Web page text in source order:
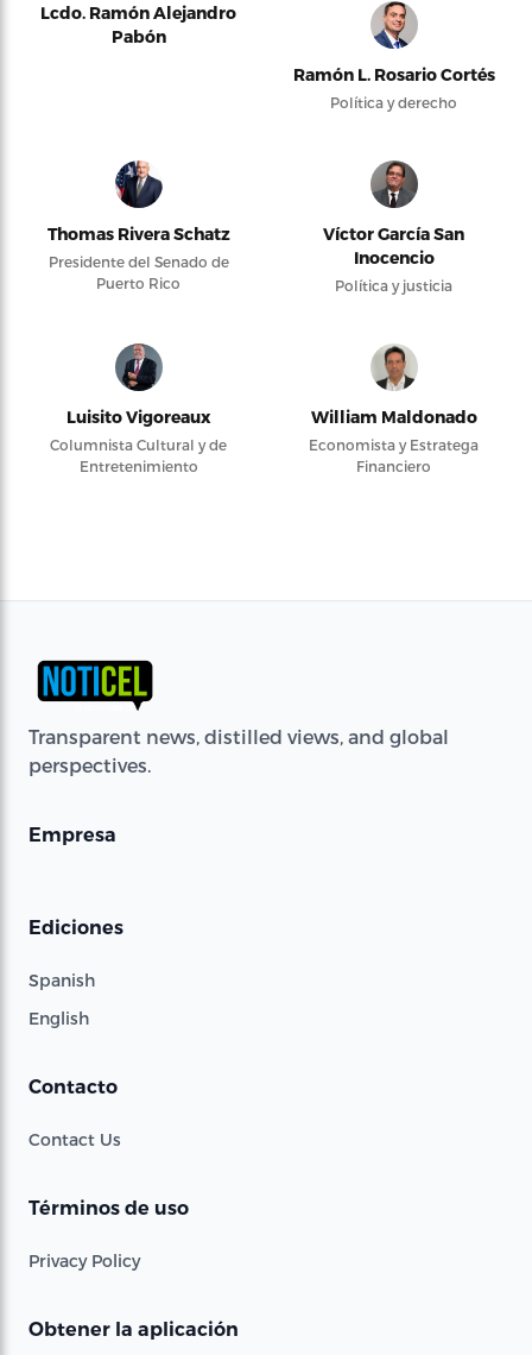
Lcdo. Ramón Alejandro
Pabón
Ramón L. Rosario Cortés
Política y derecho
Thomas Rivera Schatz
Presidente del Senado de
Puerto Rico
Víctor García San
Inocencio
Política y justicia
Luisito Vigoreaux
Columnista Cultural y de
Entretenimiento
William Maldonado
Economista y Estratega
Financiero
Transparent news, distilled views, and global
perspectives.
Empresa
Ediciones
Spanish
English
Contacto
Contact Us
Términos de uso
Privacy Policy
Obtener la aplicación